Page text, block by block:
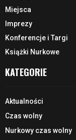
Miejsca
Imprezy
Konferencje i Targi
Książki Nurkowe
KATEGORIE
Aktualności
Czas wolny
Nurkowy czas wolny